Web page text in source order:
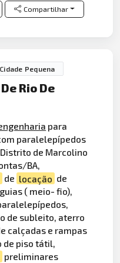
Compartilhar
Cidade Pequena
Rio De
para
paralelepípedos
de Marcolino
BA,
de locação de
( meio- fio),
de subleito, aterro
calçadas e rampas
de piso tátil,
preliminares